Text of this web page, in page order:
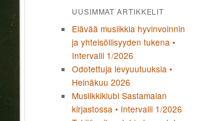
UUSIMMAT ARTIKKELIT
Elävää musiikkia hyvinvoinnin
ja yhteisöllisyyden tukena •
Intervalli 1/2026
Odotettuja levyuutuuksia •
Heinäkuu 2026
Musiikkiklubi Sastamalan
kirjastossa • Intervalli 1/2026